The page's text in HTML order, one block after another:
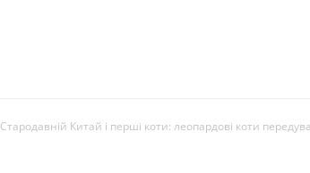
Стародавній Китай і перші коти: леопардові коти